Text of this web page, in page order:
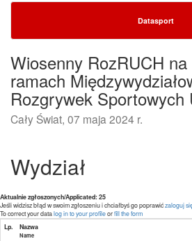
Datasport
Wiosenny RozRUCH
ramach
Rozgrywek Sportowych
Cały Świat, 07 maja 2024 r.
Wydział
Aktualnie zgłoszonych/Applicated: 25
Jeśli widzisz błąd w swoim zgłoszeniu i chciałbyś go poprawićzaloguj
To correct your datalog in to your profileorfill the form
Lp.
Nazwa
Name